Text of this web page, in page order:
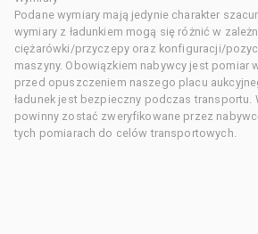
Podane wymiary mają jedynie charakter
wymiary z ładunkiem mogą się różnić w
ciężarówki/przyczepy oraz konfiguracji/
maszyny. Obowiązkiem nabywcy jest pomiar
przed opuszczeniem naszego placu
ładunek jest bezpieczny podczas transportu.
powinny zostać zweryfikowane przez
tych pomiarach do celów transportowych.